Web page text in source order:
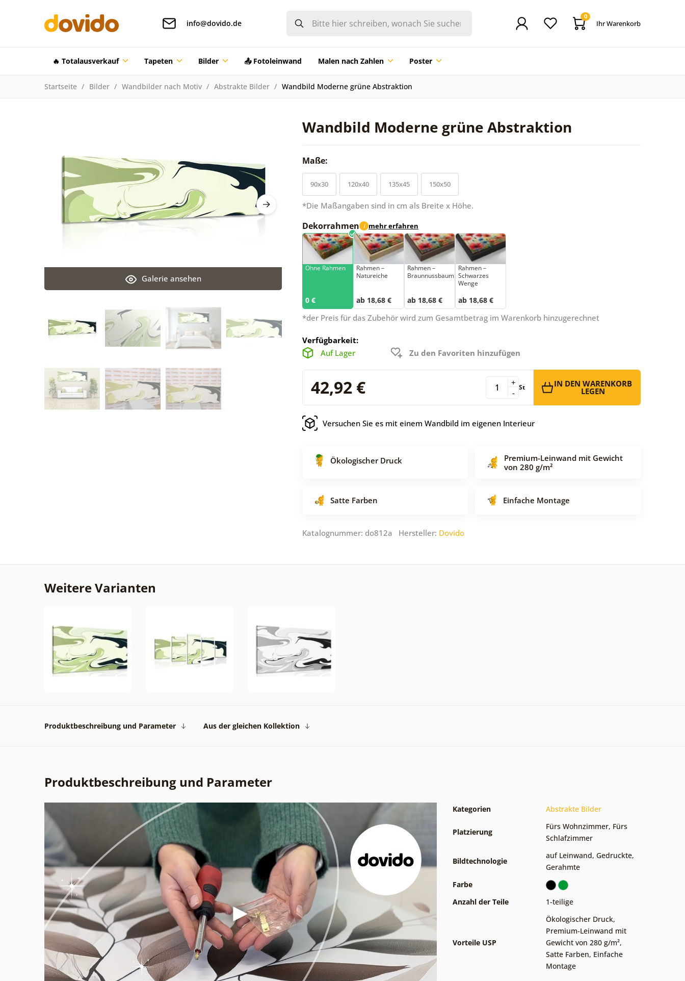
info@dovido.de
0
Ihr Warenkorb
🔥 Totalausverkauf Tapeten Bilder 📤 Fotoleinwand Malen nach Zahlen Poster
Startseite Bilder Wandbilder nach Motiv Abstrakte Bilder Wandbild Moderne grüne Abstraktion
Wandbild Moderne grüne Abstraktion
Galerie ansehen
Maße:
90x30 120x40 135x45 150x50
*Die Maßangaben sind in cm als Breite x Höhe.
Dekorrahmen i mehr erfahren
Ohne Rahmen
0 €
Rahmen –
Natureiche
ab 18,68 €
Rahmen –
Braunnussbaum
ab 18,68 €
Rahmen –
Schwarzes
Wenge
ab 18,68 €
*der Preis für das Zubehör wird zum Gesamtbetrag im Warenkorb hinzugerechnet
Verfügbarkeit:
Auf Lager
Zu den Favoriten hinzufügen
42,92 € -
+ St IN DEN WARENKORB
LEGEN
Versuchen Sie es mit einem Wandbild im eigenen Interieur
Ökologischer Druck
Premium-Leinwand mit Gewicht
von 280 g/m²
Satte Farben Einfache Montage
Katalognummer: do812a Hersteller: Dovido
Weitere Varianten
Produktbeschreibung und Parameter Aus der gleichen Kollektion
Produktbeschreibung und Parameter
Kategorien Abstrakte Bilder
Platzierung
Fürs Wohnzimmer, Fürs
Schlafzimmer
Bildtechnologie
auf Leinwand, Gedruckte,
Gerahmte
Farbe
Anzahl der Teile
1-teilige
Vorteile USP
Ökologischer Druck,
Premium-Leinwand mit
Gewicht von 280 g/m²,
Satte Farben, Einfache
Montage